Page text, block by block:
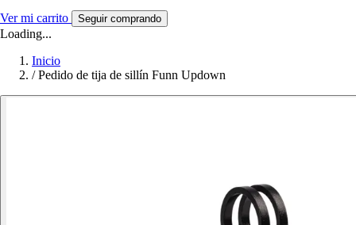
Ver mi carrito Seguir comprando
Loading...
Inicio
/ Pedido de tija de sillín Funn Updown